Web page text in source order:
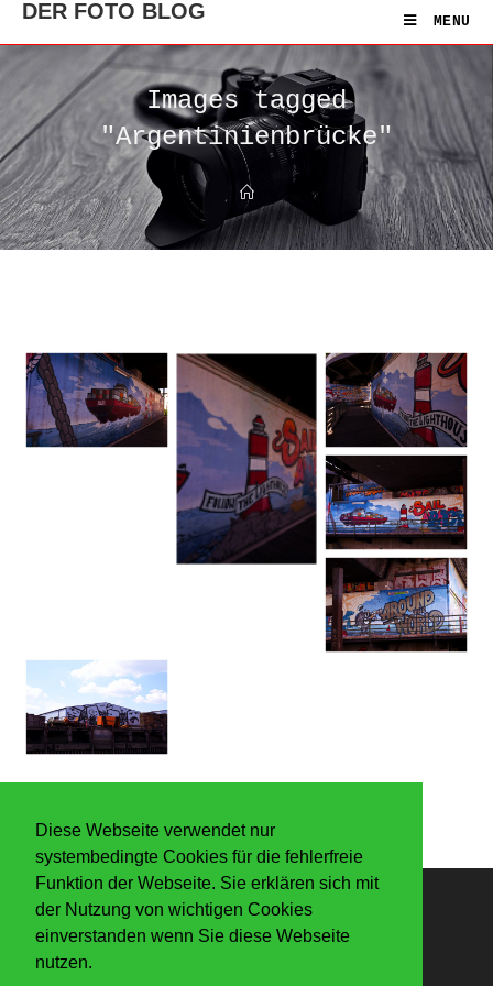
Diese Webseite verwendet nur
systembedingte Cookies für die fehlerfreie
Funktion der Webseite. Sie erklären sich mit
der Nutzung von wichtigen Cookies
einverstanden wenn Sie diese Webseite
nutzen.
DER FOTO BLOG MENU
Images tagged
"Argentinienbrücke"
Anmelden